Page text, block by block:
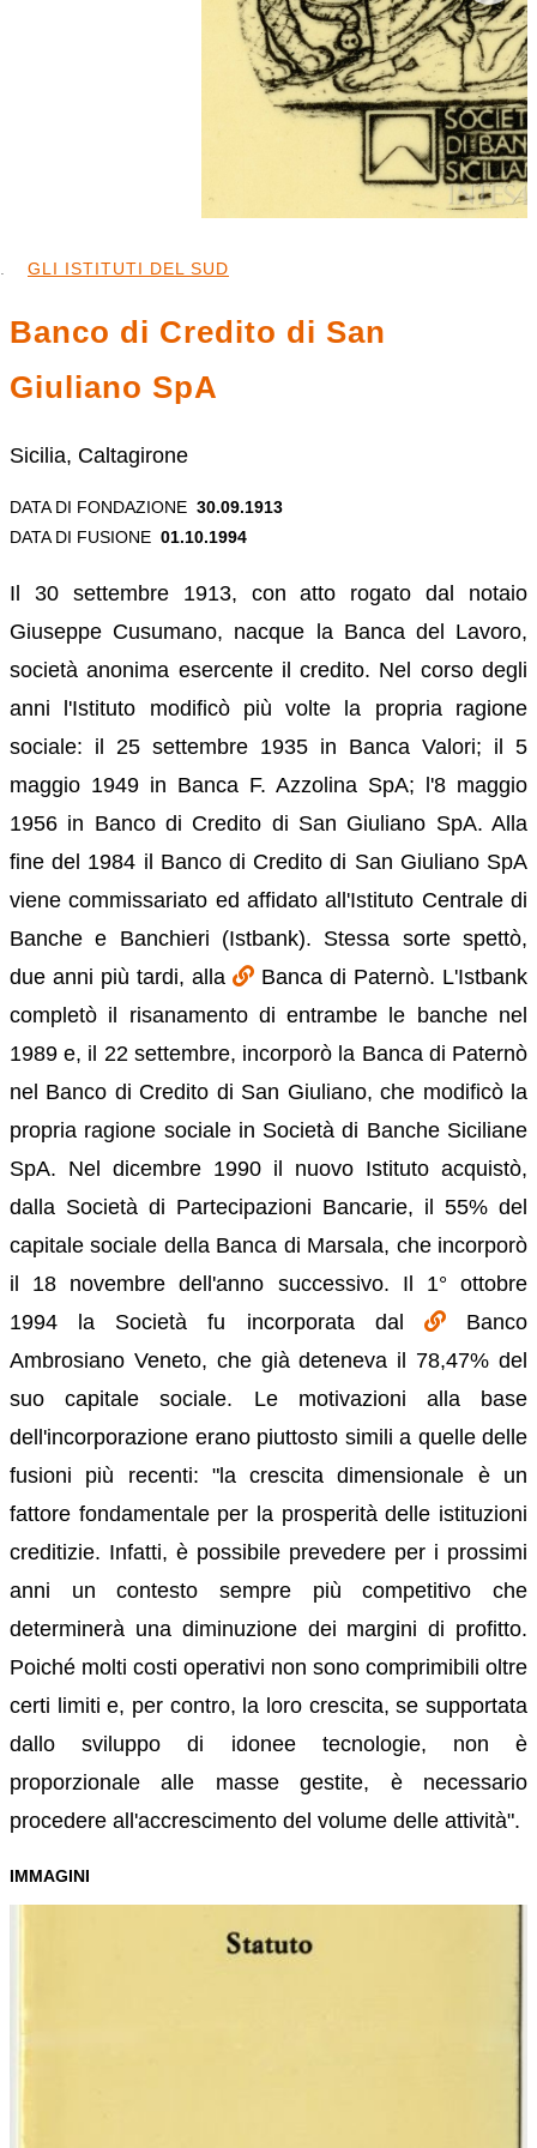
GLI ISTITUTI DEL SUD
Banco di Credito di San
Giuliano SpA
Sicilia, Caltagirone
DATA DI FONDAZIONE 30.09.1913
DATA DI FUSIONE 01.10.1994
Il 30 settembre 1913, con atto rogato dal notaio
Giuseppe Cusumano, nacque la Banca del Lavoro,
società anonima esercente il credito. Nel corso degli
anni l'Istituto modificò più volte la propria ragione
sociale: il 25 settembre 1935 in Banca Valori; il 5
maggio 1949 in Banca F. Azzolina SpA; l'8 maggio
1956 in Banco di Credito di San Giuliano SpA. Alla
fine del 1984 il Banco di Credito di San Giuliano SpA
viene commissariato ed affidato all'Istituto Centrale di
Banche e Banchieri (Istbank). Stessa sorte spettò,
due anni più tardi, alla
Banca di Paternò. L'Istbank
completò il risanamento di entrambe le banche nel
1989 e, il 22 settembre, incorporò la Banca di Paternò
nel Banco di Credito di San Giuliano, che modificò la
propria ragione sociale in Società di Banche Siciliane
SpA. Nel dicembre 1990 il nuovo Istituto acquistò,
dalla Società di Partecipazioni Bancarie, il 55% del
capitale sociale della Banca di Marsala, che incorporò
il 18 novembre dell'anno successivo. Il 1° ottobre
1994 la Società fu incorporata dal
Banco
Ambrosiano Veneto, che già deteneva il 78,47% del
suo capitale sociale. Le motivazioni alla base
dell'incorporazione erano piuttosto simili a quelle delle
fusioni più recenti: "la crescita dimensionale è un
fattore fondamentale per la prosperità delle istituzioni
creditizie. Infatti, è possibile prevedere per i prossimi
anni un contesto sempre più competitivo che
determinerà una diminuzione dei margini di profitto.
Poiché molti costi operativi non sono comprimibili oltre
certi limiti e, per contro, la loro crescita, se supportata
dallo sviluppo di idonee tecnologie, non è
proporzionale alle masse gestite, è necessario
procedere all'accrescimento del volume delle attività".
IMMAGINI